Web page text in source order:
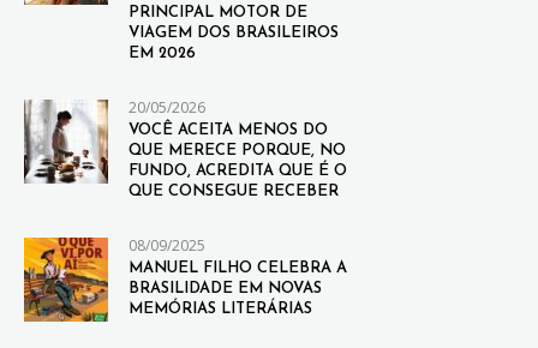
PRINCIPAL MOTOR DE
VIAGEM DOS BRASILEIROS
EM 2026
20/05/2026
VOCÊ ACEITA MENOS DO
QUE MERECE PORQUE, NO
FUNDO, ACREDITA QUE É O
QUE CONSEGUE RECEBER
08/09/2025
MANUEL FILHO CELEBRA A
BRASILIDADE EM NOVAS
MEMÓRIAS LITERÁRIAS